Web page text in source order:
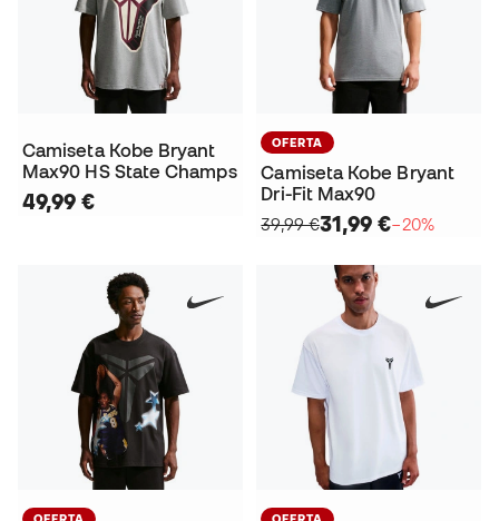
Camiseta Kobe Bryant
Max90 HS State Champs
49,99 €
OFERTA
Camiseta Kobe Bryant
Dri-Fit Max90
39,99 €31,99 €−20%